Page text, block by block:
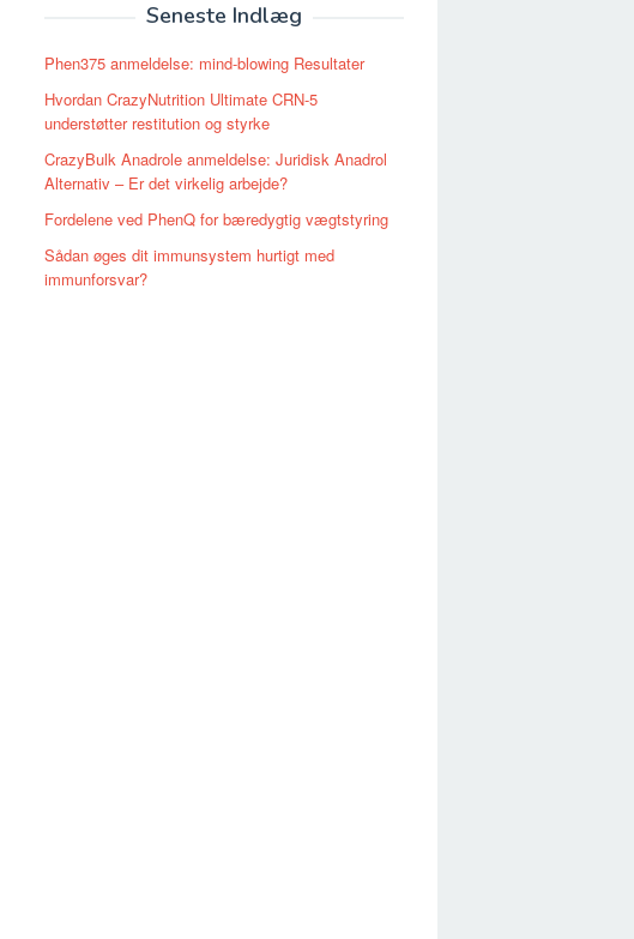
Seneste Indlæg
Phen375 anmeldelse: mind-blowing Resultater
Hvordan CrazyNutrition Ultimate CRN-5
understøtter restitution og styrke
CrazyBulk Anadrole anmeldelse: Juridisk Anadrol
Alternativ – Er det virkelig arbejde?
Fordelene ved PhenQ for bæredygtig vægtstyring
Sådan øges dit immunsystem hurtigt med
immunforsvar?